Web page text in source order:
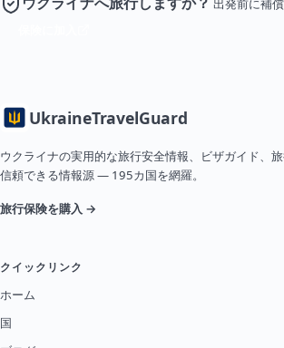
出発前に補
UkraineTravelGuard
ウクライナの実用的な旅行安全情報、ビザガイド、
信頼できる情報源 — 195カ国を網羅。
旅行保険を購入 →
クイックリンク
ホーム
国